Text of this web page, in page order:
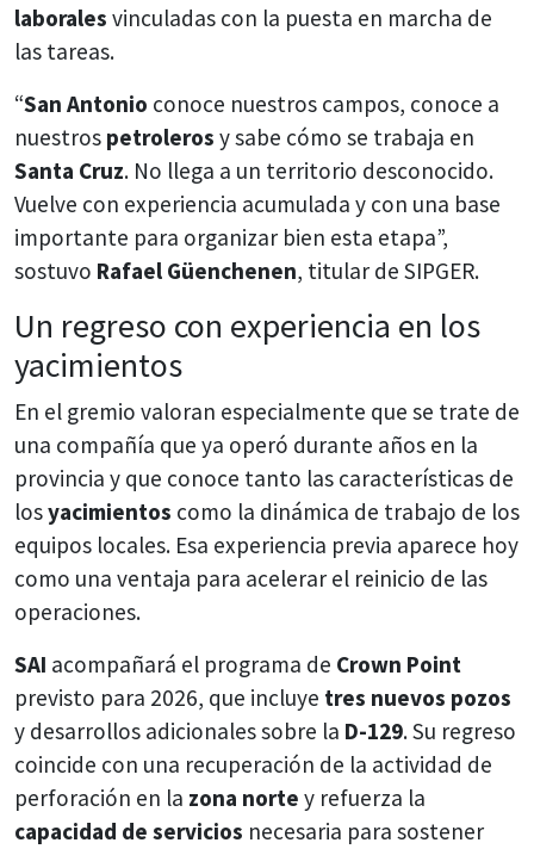
laborales vinculadas con la puesta en marcha de
las tareas.
“San Antonio conoce nuestros campos, conoce a
nuestros petroleros y sabe cómo se trabaja en
Santa Cruz. No llega a un territorio desconocido.
Vuelve con experiencia acumulada y con una base
importante para organizar bien esta etapa”,
sostuvo Rafael Güenchenen, titular de SIPGER.
Un regreso con experiencia en los
yacimientos
En el gremio valoran especialmente que se trate de
una compañía que ya operó durante años en la
provincia y que conoce tanto las características de
losyacimientos como la dinámica de trabajo de los
equipos locales. Esa experiencia previa aparece hoy
como una ventaja para acelerar el reinicio de las
operaciones.
SAI acompañará el programa de Crown Point
previsto para 2026, que incluye tres nuevos pozos
y desarrollos adicionales sobre la D-129. Su regreso
coincide con una recuperación de la actividad de
perforación en la zona norte y refuerza la
capacidad de servicios necesaria para sostener